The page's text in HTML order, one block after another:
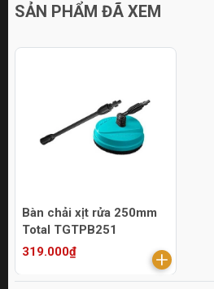
SẢN PHẨM ĐÃ XEM
Bàn chải xịt rửa 250mm
Total TGTPB251
319.000₫